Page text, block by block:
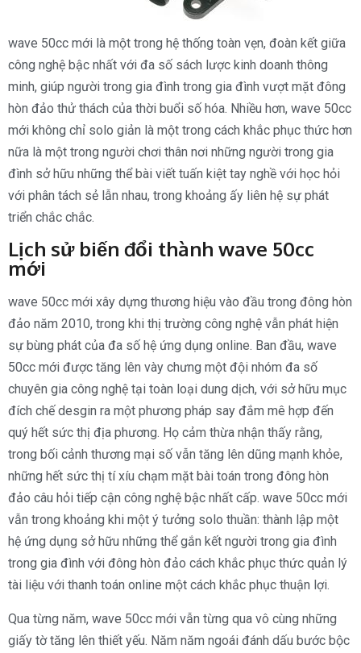
wave 50cc mới là một trong hệ thống toàn vẹn, đoàn kết giữa
công nghệ bậc nhất với đa số sách lược kinh doanh thông
minh, giúp người trong gia đình trong gia đình vượt mặt đông
hòn đảo thử thách của thời buổi số hóa. Nhiều hơn, wave 50cc
mới không chỉ solo giản là một trong cách khắc phục thức hơn
nữa là một trong người chơi thân nơi những người trong gia
đình sở hữu những thể bài viết tuấn kiệt tay nghề với học hỏi
với phân tách sẻ lẫn nhau, trong khoảng ấy liên hệ sự phát
triển chắc chắc.
Lịch sử biến đổi thành wave 50cc
mới
wave 50cc mới xây dựng thương hiệu vào đầu trong đông hòn
đảo năm 2010, trong khi thị trường công nghệ vẫn phát hiện
sự bùng phát của đa số hệ ứng dụng online. Ban đầu, wave
50cc mới được tăng lên vày chưng một đội nhóm đa số
chuyên gia công nghệ tại toàn loại dung dịch, với sở hữu mục
đích chế desgin ra một phương pháp say đắm mê hợp đến
quý hết sức thị địa phương. Họ cảm thừa nhận thấy rằng,
trong bối cảnh thương mại số vẫn tăng lên dũng mạnh khỏe,
những hết sức thị tí xíu chạm mặt bài toán trong đông hòn
đảo câu hỏi tiếp cận công nghệ bậc nhất cấp. wave 50cc mới
vẫn trong khoảng khi một ý tưởng solo thuần: thành lập một
hệ ứng dụng sở hữu những thể gắn kết người trong gia đình
trong gia đình với đông hòn đảo cách khắc phục thức quản lý
tài liệu với thanh toán online một cách khắc phục thuận lợi.
Qua từng năm, wave 50cc mới vẫn từng qua vô cùng những
giấy tờ tăng lên thiết yếu. Năm năm ngoái đánh dấu bước bộc